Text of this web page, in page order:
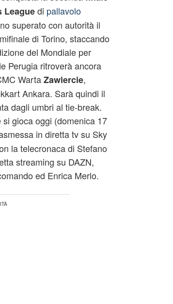
Leaguedi pallavolo
superato con autorità il
di Torino, staccando
del Mondiale per
Perugia ritroverà ancora
WartaZawiercie,
Ankara. Sarà quindi il
dagli umbri al tie-break.
gioca oggi (domenica 17
in diretta tv su Sky
la telecronaca di Stefano
streaming su DAZN,
ed Enrica Merlo.